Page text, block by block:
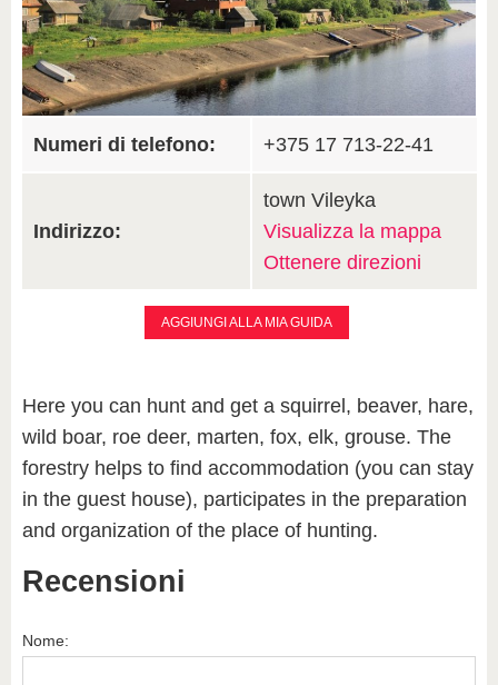
Numeri di telefono: +375 17 713-22-41
Indirizzo:
town Vileyka
Visualizza la mappa
Ottenere direzioni
AGGIUNGI ALLA MIA GUIDA
Here you can hunt and get a squirrel, beaver, hare,
wild boar, roe deer, marten, fox, elk, grouse. The
forestry helps to find accommodation (you can stay
in the guest house), participates in the preparation
and organization of the place of hunting.
Recensioni
Nome: